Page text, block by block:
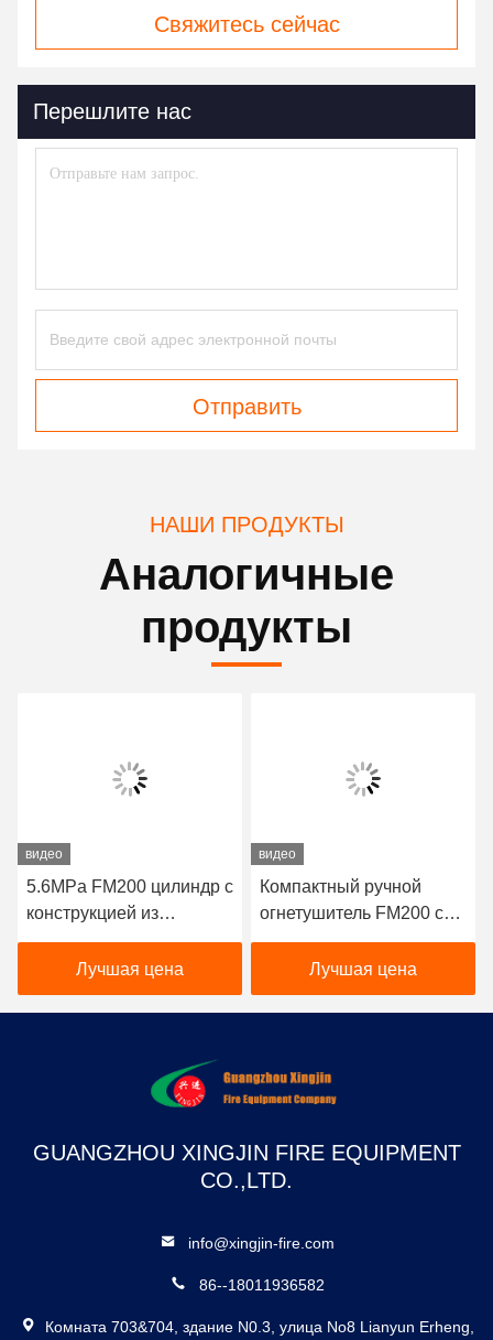
Свяжитесь сейчас
Перешлите нас
Отправить
НАШИ ПРОДУКТЫ
Аналогичные
продукты
видео
5.6MPa FM200 цилиндр с
конструкцией из
бесшовной стали для
быстрого разряда
пожаротушения
Лучшая цена
видео
Компактный ручной
огнетушитель FM200 с
объемом заполнения 4
кг и временем разряда ≤
10 с для быстрого
пожаротушения с
средств
Лучшая цена
GUANGZHOU XINGJIN FIRE EQUIPMENT
CO.,LTD.
info@xingjin-fire.com
86--18011936582
Комната 703&704, здание N0.3, улица No8 Lianyun Erheng,